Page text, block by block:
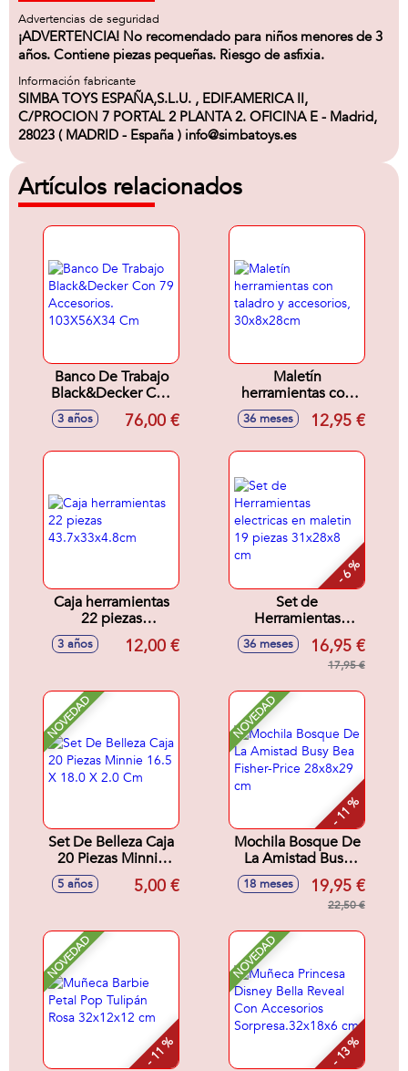
Advertencias de seguridad
¡ADVERTENCIA! No recomendado para niños menores de 3
años. Contiene piezas pequeñas. Riesgo de asfixia.
Información fabricante
SIMBA TOYS ESPAÑA,S.L.U. , EDIF.AMERICA II,
C/PROCION 7 PORTAL 2 PLANTA 2. OFICINA E - Madrid,
28023 ( MADRID - España ) info@simbatoys.es
Artículos relacionados
Banco De Trabajo
Black&Decker Con
79 Accesorios.
103X56X34 Cm
3 años 76,00 €
Maletín
herramientas con
taladro y
accesorios,
36 meses 12,95 €
Caja herramientas
22 piezas
43.7x33x4.8cm
3 años 12,00 €
- 6 %
Set de
Herramientas
electricas en
maletin 19 piezas
31x28x8 cm
36 meses 16,95 €
17,95 €
NOVEDAD
Set De Belleza Caja
20 Piezas Minnie
16.5 X 18.0 X 2.0
5 años 5,00 €
NOVEDAD
- 11 %
Mochila Bosque De
La Amistad Busy
Bea Fisher-Price
28x8x29 cm
18 meses 19,95 €
22,50 €
NOVEDAD
- 11 %
NOVEDAD
- 13 %